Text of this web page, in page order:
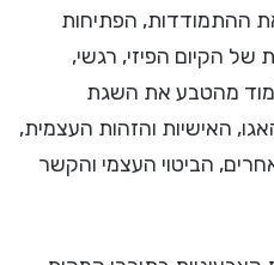
ההתמודדות, הפתיחות
של הקיום הפיזי, רגשי,
מהטבע את השגת
האישיות והזהות העצמית,
הביטוי העצמי והקשר